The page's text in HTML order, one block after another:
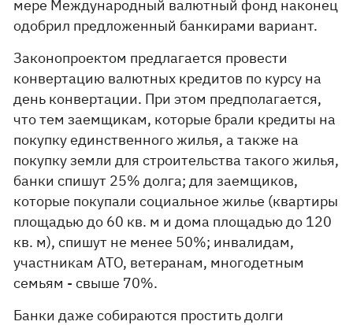
мере Международный валютный фонд наконец
одобрил предложенный банкирами вариант.
Законопроектом предлагается провести
конвертацию валютных кредитов по курсу на
день конвертации. При этом предполагается,
что тем заемщикам, которые брали кредиты на
покупку единственного жилья, а также на
покупку земли для строительства такого жилья,
банки спишут 25% долга; для заемщиков,
которые покупали социальное жилье (квартиры
площадью до 60 кв. м и дома площадью до 120
кв. м), спишут не менее 50%; инвалидам,
участникам АТО, ветеранам, многодетным
семьям - свыше 70%.
Банки даже собираются простить долги